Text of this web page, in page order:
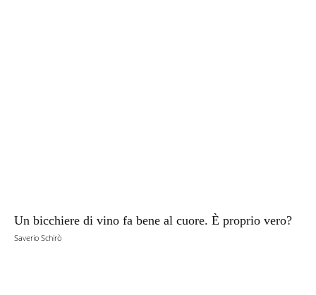
Un bicchiere di vino fa bene al cuore. È proprio vero?
Saverio Schirò